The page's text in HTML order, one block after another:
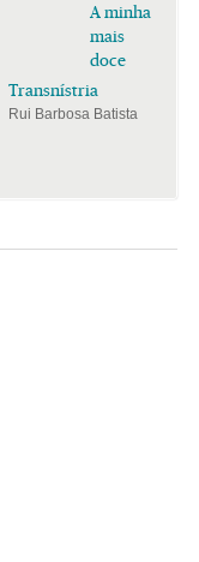
A minha
mais
doce
Transnístria
Rui Barbosa Batista